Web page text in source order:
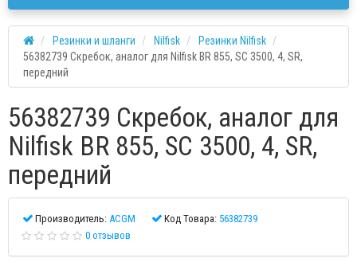
Резинки и шланги Nilfisk
Резинки Nilfisk
56382739 Скребок, аналог для Nilfisk BR 855, SC 3500, 4, SR,
передний
56382739 Скребок, аналог для
Nilfisk BR 855, SC 3500, 4, SR,
передний
Производитель: ACGM Код Товара: 56382739
0 отзывов